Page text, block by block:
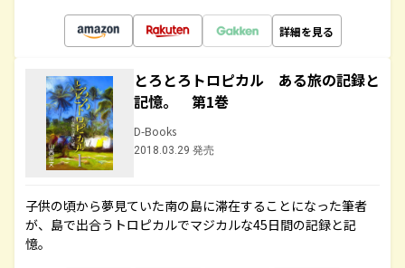
詳細を見る
とろとろトロピカル ある旅の記録と
記憶。 第1巻
D-Books
2018.03.29 発売
子供の頃から夢見ていた南の島に滞在することになった筆者
が、島で出合うトロピカルでマジカルな45日間の記録と記
憶。